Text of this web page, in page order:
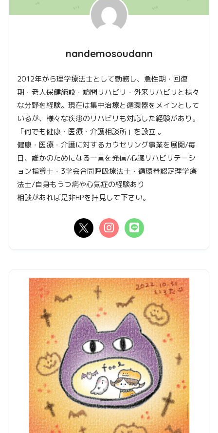
nandemosoudann
2012年から理学療法士として勤務し、急性期・回復
期・老人保健施設・訪問リハビリ・外来リハビリと様々
な分野を経験。現在は集中治療と循環器をメインとして
いるが、様々な疾患のリハビリも対応した経験があり。
「何でも健康・医療・介護相談所」を設立 。
健康・医療・介護に対するカウセリング事業を展開/毎
日、誰かのためになる一言を発信/心臓リハビリテーシ
ョン指導士・3学会合同呼吸療法士・循環器認定理学療
法士/自身もうつ病や心気症の経験あり
相談があれば是非HPを拝見して下さい。